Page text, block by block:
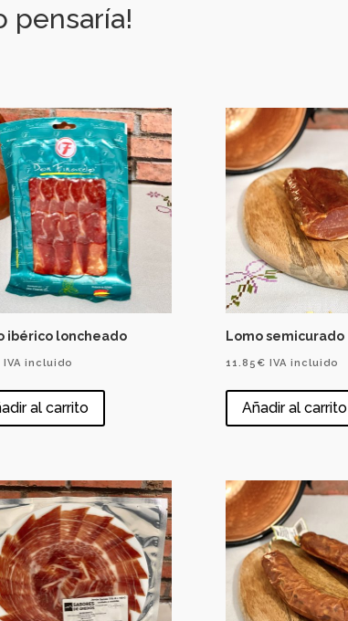
pensaría!
ibérico loncheado
IVA incluido
al carrito
Lomo semicurado
11.85 € IVA incluido
Añadir al carrito